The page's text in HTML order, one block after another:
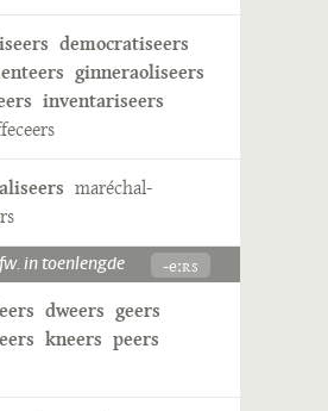
democratiseers
ginneraoliseers
inventariseers
maréchal-
in toenlengde -eːʀs
dweers geers
kneers peers